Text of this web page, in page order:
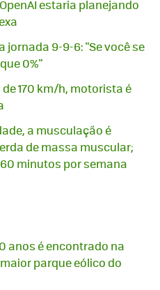
estaria planejando
jornada 9-9-6: "Se você se
0%"
170 km/h, motorista é
a musculação é
de massa muscular;
minutos por semana
anos é encontrado na
parque eólico do